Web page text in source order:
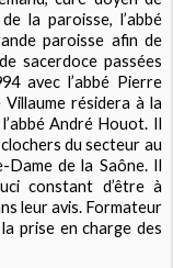
la paroisse, l’abbé
paroisse afin de
sacerdoce passées
avec l’abbé Pierre
résidera à la
André Houot. Il
du secteur au
de la Saône. Il
constant d’être à
leur avis. Formateur
prise en charge des